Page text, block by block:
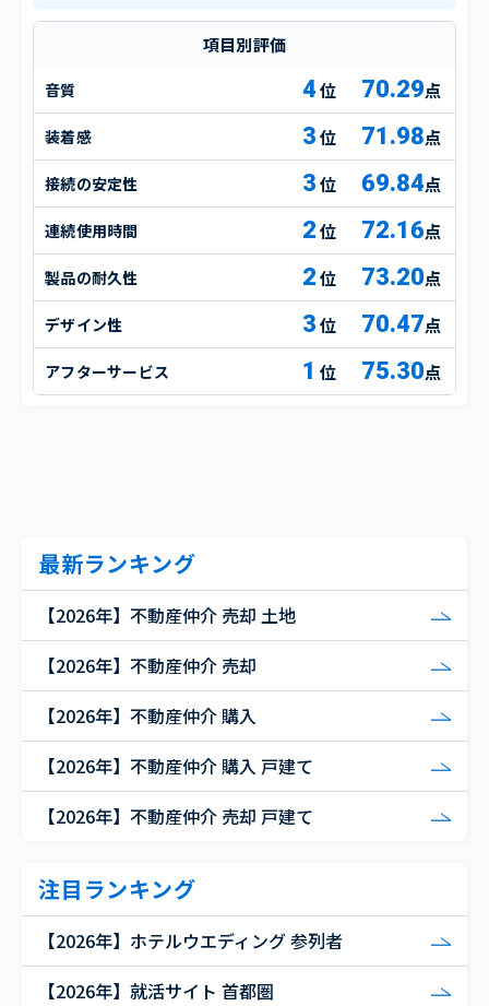
項目別評価
音質 4 70.29点
装着感 3 71.98点
接続の安定性 3 69.84点
連続使用時間 2 72.16点
製品の耐久性 2 73.20点
デザイン性 3 70.47点
アフターサービス 1 75.30点
最新ランキング
【2026年】不動産仲介 売却 土地
【2026年】不動産仲介 売却
【2026年】不動産仲介 購入
【2026年】不動産仲介 購入 戸建て
【2026年】不動産仲介 売却 戸建て
注目ランキング
【2026年】ホテルウエディング 参列者
【2026年】就活サイト 首都圏